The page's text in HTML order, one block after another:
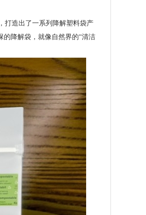
打造出了一系列降解塑料袋产
的降解袋，就像自然界的“清洁